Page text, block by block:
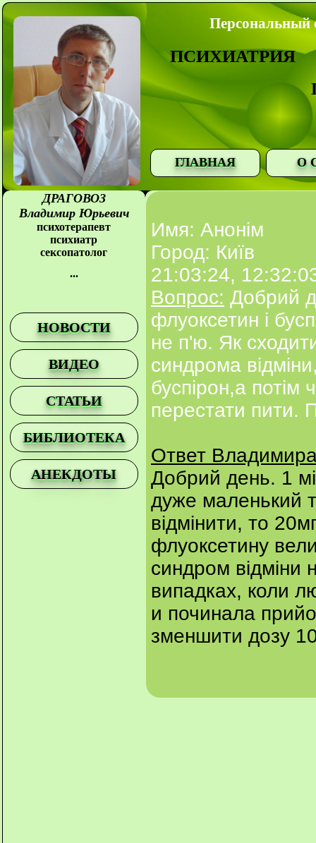
Персональный
ПСИХИАТРИЯ
ГЛАВНАЯ О
ДРАГОВОЗ
Владимир Юрьевич
психотерапевт
психиатр
сексопатолог
...
НОВОСТИ
ВИДЕО
СТАТЬИ
БИБЛИОТЕКА
АНЕКДОТЫ
Имя: Анонім
Город: Київ
21:03:24,
Вопрос: Добрий
флуоксетин і
не п'ю. Як
синдрома
буспірон,а потім
перестати пити.
Ответ
Добрий день. 1
дуже маленький
відмінити, то
флуоксетину
синдром відміни
випадках, коли
и починала
зменшити дозу